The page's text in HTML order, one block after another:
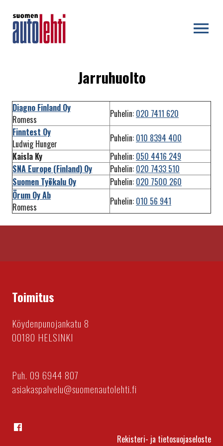
Jarruhuolto
Diagno Finland Oy
Romess
Puhelin: 020 7411 620
Finntest Oy
Ludwig Hunger
Puhelin: 010 8394 400
Kaisla Ky
Puhelin: 050 4416 249
SNA Europe (Finland) Oy
Puhelin: 020 7433 510
Suomen Työkalu Oy
Puhelin: 020 7500 260
Örum Oy Ab
Romess
Puhelin: 010 56 941
Toimitus
Köydenpunojankatu 8
00180 HELSINKI
Puh. 09 6944 807
asiakaspalvelu@suomenautolehti.fi
Rekisteri- ja tietosuojaseloste